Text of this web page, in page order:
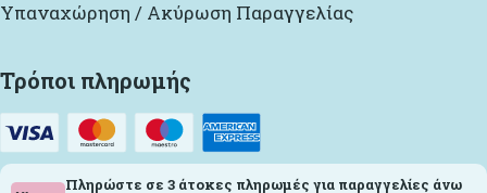
Υπαναχώρηση / Ακύρωση Παραγγελίας
Τρόποι πληρωμής
Πληρώστε σε 3 άτοκες πληρωμές για παραγγελίες άνω